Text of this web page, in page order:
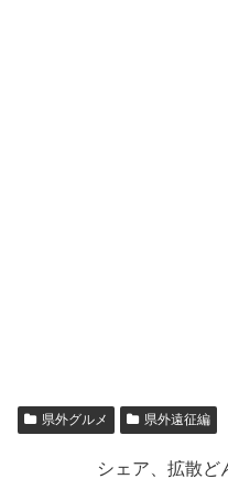
県外グルメ 県外遠征編
シェア、拡散ど